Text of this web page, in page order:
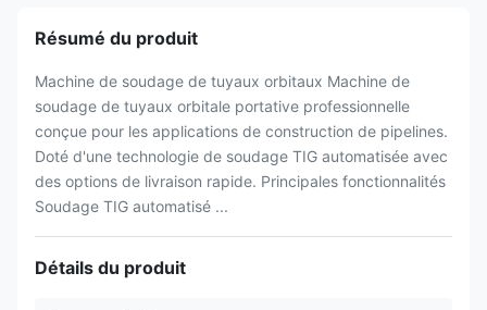
Résumé du produit
Machine de soudage de tuyaux orbitaux Machine de
soudage de tuyaux orbitale portative professionnelle
conçue pour les applications de construction de pipelines.
Doté d'une technologie de soudage TIG automatisée avec
des options de livraison rapide. Principales fonctionnalités
Soudage TIG automatisé ...
Détails du produit